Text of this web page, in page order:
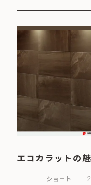
エコカラットの
ショート